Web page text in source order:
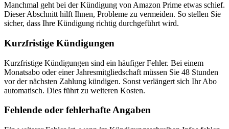
Manchmal geht bei der Kündigung von Amazon Prime etwas schief.
Dieser Abschnitt hilft Ihnen, Probleme zu vermeiden. So stellen Sie
sicher, dass Ihre Kündigung richtig durchgeführt wird.
Kurzfristige Kündigungen
Kurzfristige Kündigungen sind ein häufiger Fehler. Bei einem
Monatsabo oder einer Jahresmitgliedschaft müssen Sie 48 Stunden
vor der nächsten Zahlung kündigen. Sonst verlängert sich Ihr Abo
automatisch. Dies führt zu weiteren Kosten.
Fehlende oder fehlerhafte Angaben